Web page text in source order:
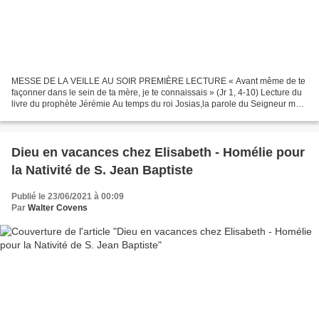
MESSE DE LA VEILLE AU SOIR PREMIÈRE LECTURE « Avant même de te
façonner dans le sein de ta mère, je te connaissais » (Jr 1, 4-10) Lecture du
livre du prophète Jérémie Au temps du roi Josias,la parole du Seigneur me
Dieu en vacances chez Elisabeth - Homélie pour
la Nativité de S. Jean Baptiste
Publié le 23/06/2021 à 00:09
Par Walter Covens